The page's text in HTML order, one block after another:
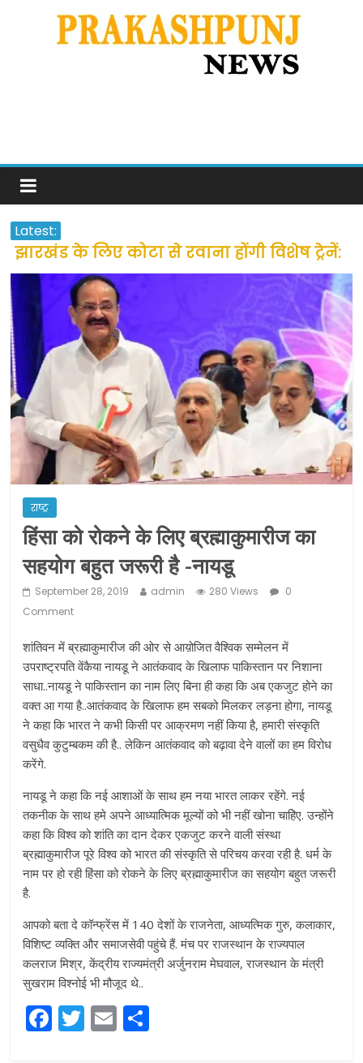
Latest:
झारखंड के लिए कोटा से रवाना होंगी विशेष ट्रेनें:
सीएम हेमंत सोरेन
उत्तराखंड के अन्य राज्यों में फंसे लोगों की जल्द
होगी घर वापसी
प्रवासियों व मजदूरों को दी गई छूट के बाद लोगो
ने कराया पंजीयन: राजस्थान सरकार
शराब और पान की दुकानों को ग्रीन जोन में
खोलने की मिली इजाजत: गृह मंत्रालय
दो हफ्ते के लिए बढ़ाया लॉकडाउन: गृह मंत्रालय
राष्ट्र
हिंसा को रोकने के लिए ब्रह्माकुमारीज का
सहयोग बहुत जरूरी है -नायडू
September 28, 2019 admin 280 Views
0
Comment
शांतिवन में ब्रह्माकुमारीज की ओर से आय़ोजित वैश्विक सम्मेलन में
उपराष्ट्रपति वेंकैया नायडू ने आतंकवाद के खिलाफ पाकिस्तान पर निशाना
साधा..नायडू ने पाकिस्तान का नाम लिए बिना ही कहा कि अब एकजुट होने का
वक्त आ गया है..आतंकवाद के खिलाफ हम सबको मिलकर लड़ना होगा, नायडू
ने कहा कि भारत ने कभी किसी पर आक्रमण नहीं किया है, हमारी संस्कृति
वसुधैव कुटुम्बकम की है.. लेकिन आतंकवाद को बढ़ावा देने वालों का हम विरोध
करेंगे.
नायडू ने कहा कि नई आशाओं के साथ हम नया भारत लाकर रहेंगे. नई
तकनीक के साथ हमे अपने आध्यात्मिक मूल्यों को भी नहीं खोना चाहिेए. उन्होंने
कहा कि विश्व को शांति का दान देकर एकजुट करने वाली संस्था
ब्रह्माकुमारीज पूरे विश्व को भारत की संस्कृति से परिचय करवा रही है. धर्म के
नाम पर हो रही हिंसा को रोकने के लिए ब्रह्माकुमारीज का सहयोग बहुत जरूरी
है.
आपको बता दे कॉन्फ्रेंस में 140 देशों के राजनेता, आध्यत्मिक गुरु, कलाकार,
विशिष्ट व्यक्ति और समाजसेवी पहुंचे हैं. मंच पर राजस्थान के राज्यपाल
कलराज मिश्र, केंद्रीय राज्यमंत्री अर्जुनराम मेघवाल, राजस्थान के मंत्री
सुखराम विश्नोई भी मौजूद थे..
F
a
T
w
E
m